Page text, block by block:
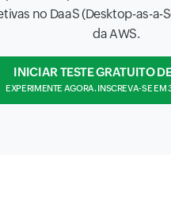
no DaaS (Desktop-as-
da AWS.
INICIAR TESTE GRATUITO
EXPERIMENTE AGORA. INSCREVA-SE EM